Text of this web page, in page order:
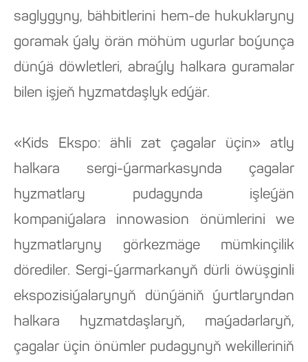
saglygyny, bähbitlerini hem-de hukuklaryny
goramak ýaly örän möhüm ugurlar boýunça
dünýä döwletleri, abraýly halkara guramalar
bilen işjeň hyzmatdaşlyk edýär.
«Kids Ekspo: ähli zat çagalar üçin» atly
halkara sergi-ýarmarkasynda çagalar
hyzmatlary pudagynda işleýän
kompaniýalara innowasion önümlerini we
hyzmatlaryny görkezmäge mümkinçilik
dörediler. Sergi-ýarmarkanyň dürli öwüşginli
ekspozisiýalarynyň dünýäniň ýurtlaryndan
halkara hyzmatdaşlaryň, maýadarlaryň,
çagalar üçin önümler pudagynyň wekilleriniň